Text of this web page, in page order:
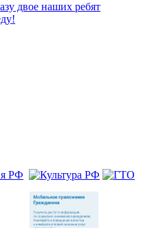
двое наших ребят